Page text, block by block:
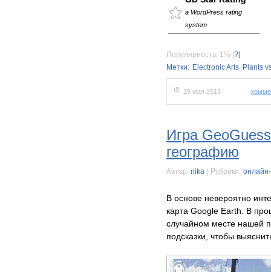
a WordPress rating
system
Популярность: 1% [?]
Метки: Electronic Arts, Plants
15 мая 2013
Игра
географию
Автор: nika Рубрики:
В основе невероятно
карта Google Earth. В
случайном месте нашей
подсказки, чтобы